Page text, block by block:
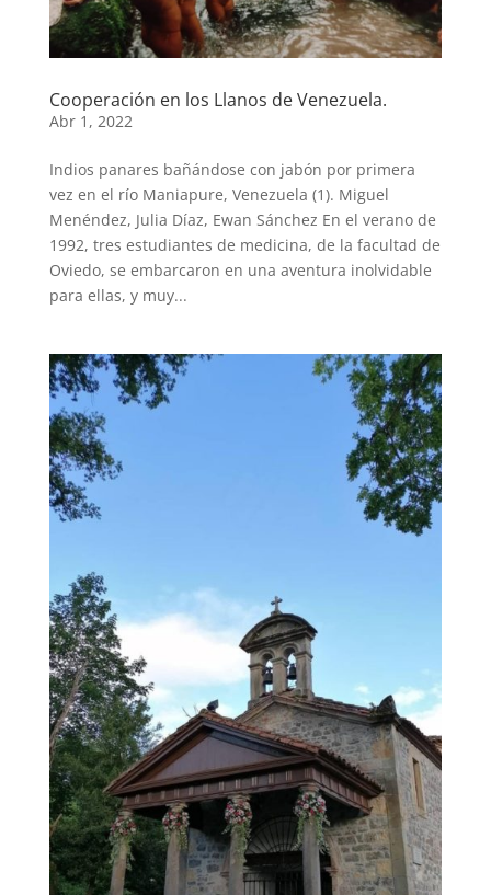
Cooperación en los Llanos de Venezuela.
Abr 1, 2022
Indios panares bañándose con jabón por primera
vez en el río Maniapure, Venezuela (1). Miguel
Menéndez, Julia Díaz, Ewan Sánchez En el verano de
1992, tres estudiantes de medicina, de la facultad de
Oviedo, se embarcaron en una aventura inolvidable
para ellas, y muy...